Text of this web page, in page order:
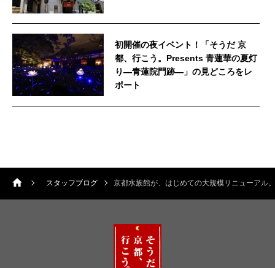
初開催の夜イベント！「そうだ 京
都、行こう。Presents 青蓮華の夏灯
り—青蓮院門跡—」の見どころをレ
ポート
スタッフブログ 京都水族館が、はじめての大規模リニューアル